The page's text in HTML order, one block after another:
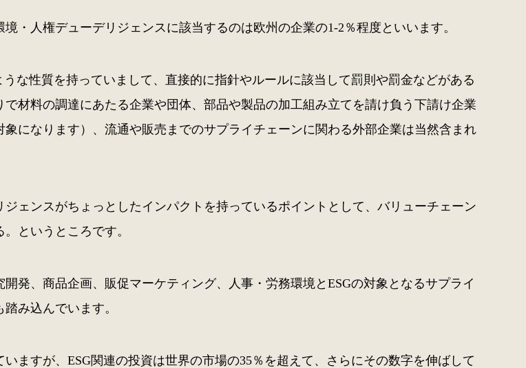
・人権デューデリジェンスに該当するのは欧州の企業の1-2％程度といいます。
うな性質を持っていまして、直接的に指針やルールに該当して罰則や罰金などがある
材料の調達にあたる企業や団体、部品や製品の加工組み立てを請け負う下請け企業
象になります）、流通や販売までのサプライチェーンに関わる外部企業は当然含まれ
ジェンスがちょっとしたインパクトを持っているポイントとして、バリューチェーン
というところです。
発、商品企画、販促マーケティング、人事・労務環境とESGの対象となるサプライ
み込んでいます。
ますが、ESG関連の投資は世界の市場の35％を超えて、さらにその数字を伸ばして